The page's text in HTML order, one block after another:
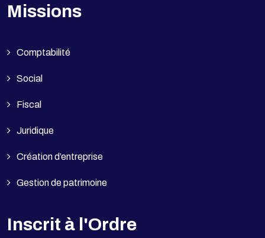
Missions
Comptabilité
Social
Fiscal
Juridique
Création d’entreprise
Gestion de patrimoine
Inscrit à l'Ordre